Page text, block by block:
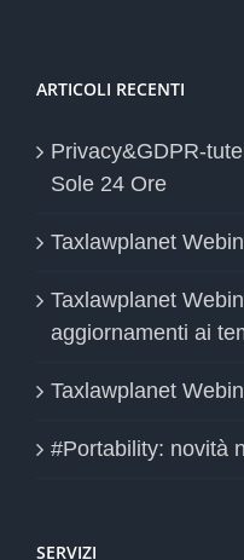
ARTICOLI RECENTI
Privacy&GDPR-
Sole 24 Ore
Taxlawplanet
Taxlawplanet
aggiornamenti ai
Taxlawplanet
#Portability: novità
SERVIZI